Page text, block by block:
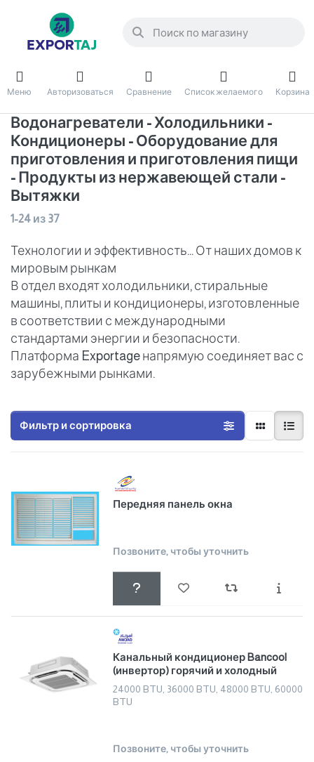
Меню Авторизоваться Сравнение Список желаемого Корзина
Водонагреватели - Холодильники -
Кондиционеры - Оборудование для
приготовления и приготовления пищи
- Продукты из нержавеющей стали -
Вытяжки
1-24 из 37
Технологии и эффективность... От наших домов к
мировым рынкам
В отдел входят холодильники, стиральные
машины, плиты и кондиционеры, изготовленные
в соответствии с международными
стандартами энергии и безопасности.
Платформа Exportage напрямую соединяет вас с
зарубежными рынками.
Фильтр и сортировка
Передняя панель окна
Позвоните, чтобы уточнить
Канальный кондиционер Bancool
(инвертор) горячий и холодный
24000 BTU, 36000 BTU, 48000 BTU, 60000
BTU
Позвоните, чтобы уточнить